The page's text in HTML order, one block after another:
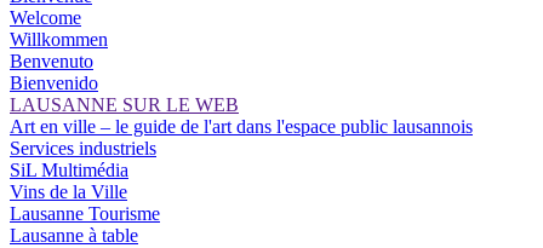
Welcome
Willkommen
Benvenuto
Bienvenido
LAUSANNE SUR LE WEB
Art en ville – le guide de l'art dans l'espace public lausannois
Services industriels
SiL Multimédia
Vins de la Ville
Lausanne Tourisme
Lausanne à table